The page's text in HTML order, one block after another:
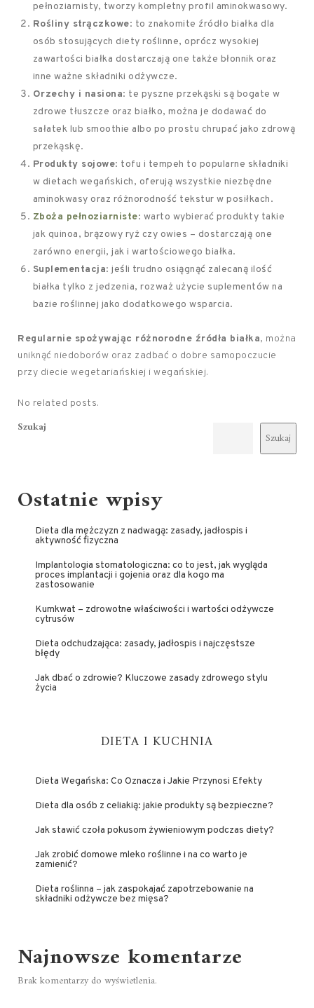
pełnoziarnisty, tworzy kompletny profil aminokwasowy.
Rośliny strączkowe: to znakomite źródło białka dla
osób stosujących diety roślinne, oprócz wysokiej
zawartości białka dostarczają one także błonnik oraz
inne ważne składniki odżywcze.
Orzechy i nasiona: te pyszne przekąski są bogate w
zdrowe tłuszcze oraz białko, można je dodawać do
sałatek lub smoothie albo po prostu chrupać jako zdrową
przekąskę.
Produkty sojowe: tofu i tempeh to popularne składniki
w dietach wegańskich, oferują wszystkie niezbędne
aminokwasy oraz różnorodność tekstur w posiłkach.
Zboża pełnoziarniste: warto wybierać produkty takie
jak quinoa, brązowy ryż czy owies – dostarczają one
zarówno energii, jak i wartościowego białka.
Suplementacja: jeśli trudno osiągnąć zalecaną ilość
białka tylko z jedzenia, rozważ użycie suplementów na
bazie roślinnej jako dodatkowego wsparcia.
Regularnie spożywając różnorodne źródła białka, można
uniknąć niedoborów oraz zadbać o dobre samopoczucie
przy diecie wegetariańskiej i wegańskiej.
No related posts.
Szukaj
Szukaj
Ostatnie wpisy
Dieta dla mężczyzn z nadwagą: zasady, jadłospis i
aktywność fizyczna
Implantologia stomatologiczna: co to jest, jak wygląda
proces implantacji i gojenia oraz dla kogo ma
zastosowanie
Kumkwat – zdrowotne właściwości i wartości odżywcze
cytrusów
Dieta odchudzająca: zasady, jadłospis i najczęstsze
błędy
Jak dbać o zdrowie? Kluczowe zasady zdrowego stylu
życia
DIETA I KUCHNIA
Dieta Wegańska: Co Oznacza i Jakie Przynosi Efekty
Dieta dla osób z celiakią: jakie produkty są bezpieczne?
Jak stawić czoła pokusom żywieniowym podczas diety?
Jak zrobić domowe mleko roślinne i na co warto je
zamienić?
Dieta roślinna – jak zaspokajać zapotrzebowanie na
składniki odżywcze bez mięsa?
Najnowsze komentarze
Brak komentarzy do wyświetlenia.